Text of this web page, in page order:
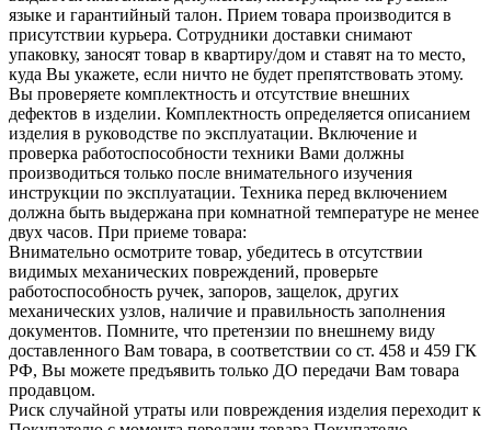
языке и гарантийный талон. Прием товара производится в
присутствии курьера. Сотрудники доставки снимают
упаковку, заносят товар в квартиру/дом и ставят на то место,
куда Вы укажете, если ничто не будет препятствовать этому.
Вы проверяете комплектность и отсутствие внешних
дефектов в изделии. Комплектность определяется описанием
изделия в руководстве по эксплуатации. Включение и
проверка работоспособности техники Вами должны
производиться только после внимательного изучения
инструкции по эксплуатации. Техника перед включением
должна быть выдержана при комнатной температуре не менее
двух часов. При приеме товара:
Внимательно осмотрите товар, убедитесь в отсутствии
видимых механических повреждений, проверьте
работоспособность ручек, запоров, защелок, других
механических узлов, наличие и правильность заполнения
документов. Помните, что претензии по внешнему виду
доставленного Вам товара, в соответствии со ст. 458 и 459 ГК
РФ, Вы можете предъявить только ДО передачи Вам товара
продавцом.
Риск случайной утраты или повреждения изделия переходит к